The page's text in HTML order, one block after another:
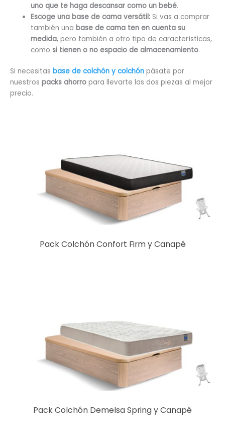
uno que te haga descansar como un bebé.
Escoge una base de cama versátil: Si vas a comprar
también una base de cama ten en cuenta su
medida, pero también a otro tipo de características,
como si tienen o no espacio de almacenamiento.
Si necesitas base de colchón y colchón pásate por
nuestros packs ahorro para llevarte las dos piezas al mejor
precio.
Pack Colchón Confort Firm y Canapé
Pack Colchón Demelsa Spring y Canapé